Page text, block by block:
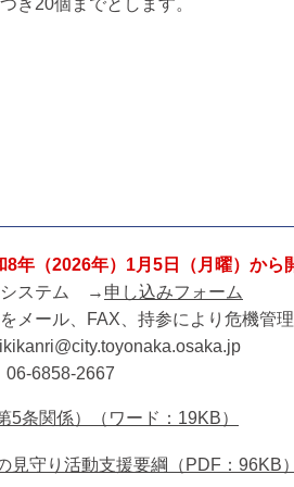
き20個までとします。
年（2026年）1月5日（月曜）から
システム → 申し込みフォーム
をメール、FAX、持参により危機管
6858-2667
5条関係）（ワード：19KB）
見守り活動支援要綱（PDF：96KB）